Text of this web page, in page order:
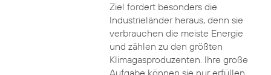
Ziel fordert besonders die
Industrieländer heraus, denn sie
verbrauchen die meiste Energie
und zählen zu den größten
Klimagasproduzenten. Ihre große
Aufgabe können sie nur erfüllen,